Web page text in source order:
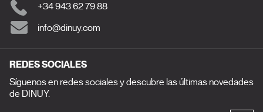
+34 943 62 79 88
info@dinuy.com
REDES SOCIALES
Síguenos en redes sociales y descubre las últimas novedades
de DINUY.